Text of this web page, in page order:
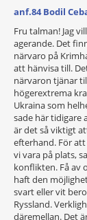
anf.84 Bodil
Fru talman! Jag
agerande. Det
närvaro på
att hänvisa till.
närvaron tjänar
högerextrema
Ukraina som
sade här tidigare
är det så viktigt
efterhand. För
vi vara på plats,
konflikten. Få av
haft den
svart eller vit
Ryssland.
däremellan. Det